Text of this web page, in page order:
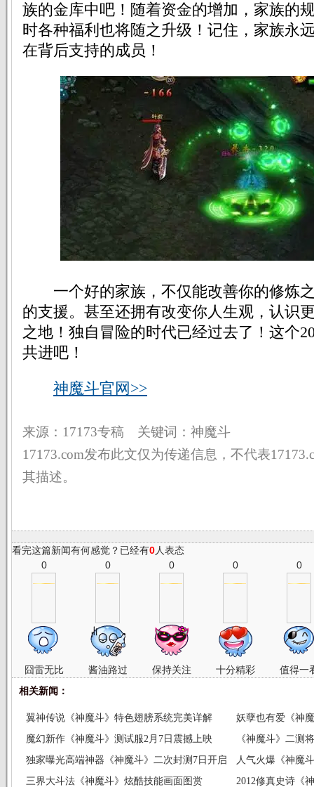
族的金库中吧！随着资金的增加，家族的
时各种福利也将随之升级！记住，家族永
在背后支持的成员！
一个好的家族，不仅能改善你的修炼
的支援。甚至还拥有改变你人生观，认识
之地！独自冒险的时代已经过去了！这个
共进吧！
神魔斗官网>>
来源：17173专稿 关键词：神魔斗
17173.com发布此文仅为传递信息，不代表
其描述。
看完这篇新闻有何感觉？已经有0人表态
0
囧雷无比
0
酱油路过
0
保持关注
0
十分精彩
0
值得一
相关新闻：
翼神传说《神魔斗》特色翅膀系统完美详解
妖孽也有爱《神
魔幻新作《神魔斗》测试服2月7日震撼上映
《神魔斗》二测
独家曝光高端神器《神魔斗》二次封测7日开启
人气火爆《神魔
三界大斗法《神魔斗》炫酷技能画面图赏
2012修真史诗《